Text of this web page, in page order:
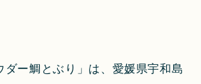
ダー鯛とぶり」は、愛媛県宇和島